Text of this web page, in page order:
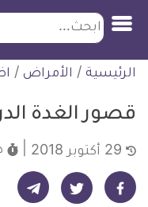
التخطي
للمحتوى
ابحث
الرئيسية / الأمراض /
قصور الغدة
شارك على فيسبوك - ديلي ميديكال انفو شارك على تويتر - ديلي ميديكال انفو شارك على تيليجرام - ديلي ميديكال انفو